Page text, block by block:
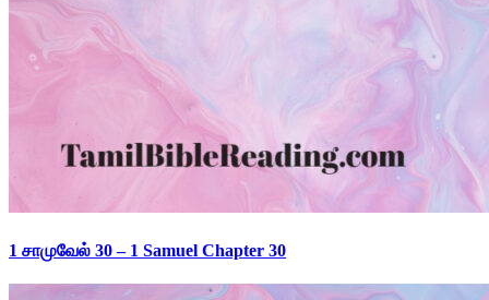
1 சாமுவேல் 30 – 1 Samuel Chapter 30